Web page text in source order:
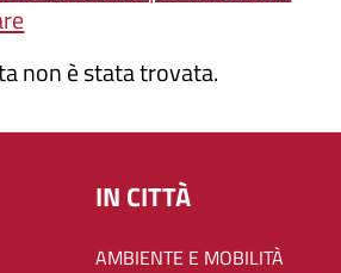
non è stata trovata.
IN CITTÀ
AMBIENTE E MOBILITÀ